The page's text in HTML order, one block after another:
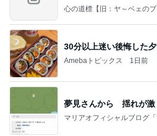
心の道標【旧：ヤ～ベェのブ
30分以上迷い後悔した
Amebaトピックス 1日前
夢見さんから 揺れが激
マリアオフィシャルブログ